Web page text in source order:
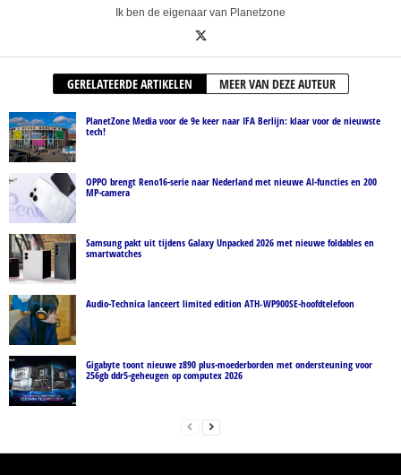
Ik ben de eigenaar van Planetzone
GERELATEERDE ARTIKELEN MEER VAN DEZE AUTEUR
PlanetZone Media voor de 9e keer naar IFA Berlijn: klaar voor de nieuwste
tech!
OPPO brengt Reno16-serie naar Nederland met nieuwe AI-functies en 200
MP-camera
Samsung pakt uit tijdens Galaxy Unpacked 2026 met nieuwe foldables en
smartwatches
Audio-Technica lanceert limited edition ATH‑WP900SE-hoofdtelefoon
Gigabyte toont nieuwe z890 plus-moederborden met ondersteuning voor
256gb ddr5-geheugen op computex 2026